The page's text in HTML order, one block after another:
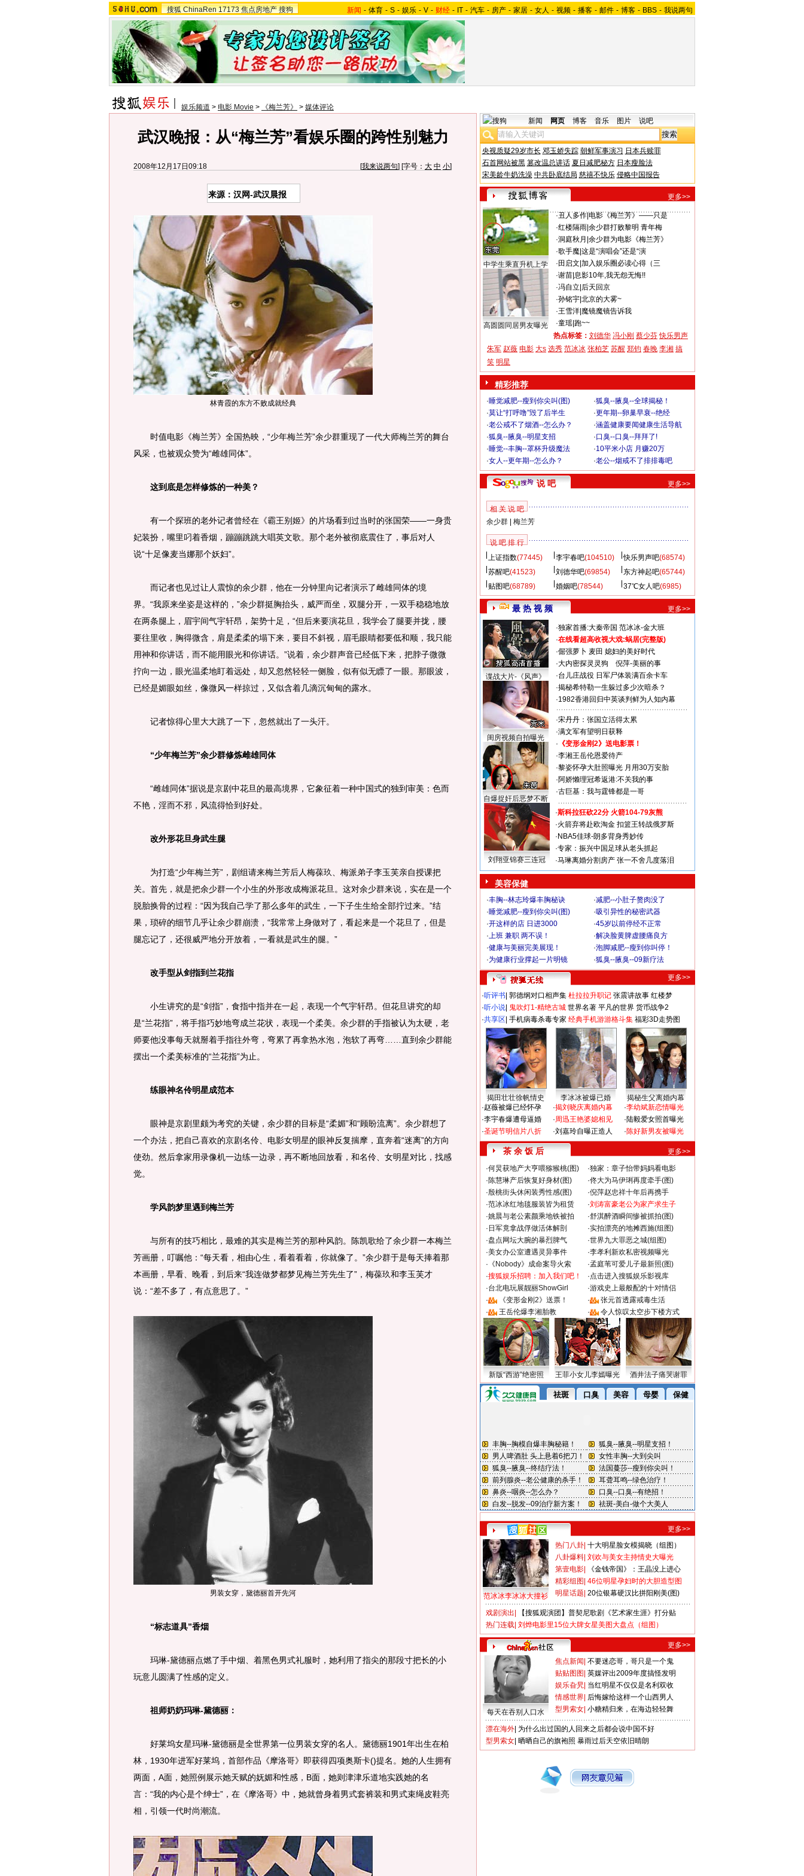
搜狐 ChinaRen 17173 焦点房地产 搜狗 新闻 - 体育 - S - 娱乐 - V - 财经 - IT - 汽车 - 房产 - 家居 - 女人 - 视频 - 播客 - 邮件 - 博客 - BBS - 我说两句
娱乐频道 > 电影 Movie > 《梅兰芳》 > 媒体评论
武汉晚报：从“梅兰芳”看娱乐圈的跨性别魅力
2008年12月17日09:18 [我来说两句] [字号： 大 中 小]
来源：汉网-武汉晨报
林青霞的东方不败成就经典
时值电影《梅兰芳》全国热映，“少年梅兰芳”余少群重现了一代大师梅兰芳的舞台
风采，也被观众赞为“雌雄同体”。
这到底是怎样修炼的一种美？
有一个探班的老外记者曾经在《霸王别姬》的片场看到过当时的张国荣——一身贵
妃装扮，嘴里叼着香烟，蹦蹦跳跳大唱英文歌。那个老外被彻底震住了，事后对人
说“十足像麦当娜那个妖妇”。
而记者也见过让人震惊的余少群，他在一分钟里向记者演示了雌雄同体的境
界。“我原来坐姿是这样的，”余少群挺胸抬头，威严而坐，双腿分开，一双手稳稳地放
在两条腿上，眉宇间气宇轩昂，架势十足，“但后来要演花旦，我学会了腿要并拢，腰
要往里收，胸得微含，肩是柔柔的塌下来，要目不斜视，眉毛眼睛都要低和顺，我只能
用神和你讲话，而不能用眼光和你讲话。”说着，余少群声音已经低下来，把脖子微微
拧向一边，眼光温柔地盯着远处，却又忽然轻轻一侧脸，似有似无瞟了一眼。那眼波，
已经是媚眼如丝，像微风一样掠过，又似含着几滴沉甸甸的露水。
记者惊得心里大大跳了一下，忽然就出了一头汗。
“少年梅兰芳”余少群修炼雌雄同体
“雌雄同体”据说是京剧中花旦的最高境界，它象征着一种中国式的独到审美：色而
不艳，淫而不邪，风流得恰到好处。
改外形花旦身武生腿
为打造“少年梅兰芳”，剧组请来梅兰芳后人梅葆玖、梅派弟子李玉芙亲自授课把
关。首先，就是把余少群一个小生的外形改成梅派花旦。这对余少群来说，实在是一个
脱胎换骨的过程：“因为我自己学了那么多年的武生，一下子生生给全部拧过来。”结
果，琐碎的细节几乎让余少群崩溃，“我常常上身做对了，看起来是一个花旦了，但是
腿忘记了，还很威严地分开放着，一看就是武生的腿。”
改手型从剑指到兰花指
小生讲究的是“剑指”，食指中指并在一起，表现一个气宇轩昂。但花旦讲究的却
是“兰花指”，将手指巧妙地弯成兰花状，表现一个柔美。余少群的手指被认为太硬，老
师要他没事每天就掰着手指往外弯，弯累了再拿热水泡，泡软了再弯……直到余少群能
摆出一个柔美标准的“兰花指”为止。
练眼神名伶明星成范本
眼神是京剧里颇为考究的关键，余少群的目标是“柔媚”和“顾盼流离”。余少群想了
一个办法，把自己喜欢的京剧名伶、电影女明星的眼神反复揣摩，直奔着“迷离”的方向
使劲。然后拿家用录像机一边练一边录，再不断地回放看，和名伶、女明星对比，找感
觉。
学风韵梦里遇到梅兰芳
与所有的技巧相比，最难的其实是梅兰芳的那种风韵。陈凯歌给了余少群一本梅兰
芳画册，叮嘱他：“每天看，相由心生，看着看着，你就像了。”余少群于是每天捧着那
本画册，早看、晚看，到后来“我连做梦都梦见梅兰芳先生了”，梅葆玖和李玉芙才
说：“差不多了，有点意思了。”
男装女穿，黛德丽首开先河
“标志道具”香烟
玛琳-黛德丽点燃了手中烟、着黑色男式礼服时，她利用了指尖的那段寸把长的小
玩意儿圆满了性感的定义。
祖师奶奶玛琳-黛德丽：
好莱坞女星玛琳-黛德丽是全世界第一位男装女穿的名人。黛德丽1901年出生在柏
林，1930年进军好莱坞，首部作品《摩洛哥》即获得四项奥斯卡()提名。她的人生拥有
两面，A面，她照例展示她天赋的妩媚和性感，B面，她则津津乐道地实践她的名
言：“我的内心是个绅士”，在《摩洛哥》中，她就曾身着男式套裤装和男式束绳皮鞋亮
相，引领一代时尚潮流。
新闻 网页 博客 音乐 图片 说吧
央视质疑29岁市长 邓玉娇失踪 朝鲜军事演习 日本兵赎罪
石首网站被黑 篡改温总讲话 夏日减肥秘方 日本瘦脸法
宋美龄牛奶洗澡 中共卧底结局 慈禧不快乐 侵略中国报告
更多>>
中学生乘直升机上学
高圆圆同居男友曝光
·丑人多作| 电影《梅兰芳》——只是
·红楼隔雨| 余少群打败黎明 青年梅
·洞庭秋月 余少群为电影《梅兰芳》
·歌手魔| 这是“演唱会”还是“演
· 田启文 加入娱乐圈必读心得（三
·谢苗| 息影10年,我无怨无悔!!
·冯自立 后天回京
·孙铭宇| 北京的大雾~
·王雪洋| 魔镜魔镜告诉我
·童瑶| 跑~~
热点标签： 刘德华 冯小刚 蔡少芬 快乐男声
朱军 赵薇 电影 大s 选秀 范冰冰 张柏芝 苏醒 郑钧 春晚 李湘 搞
笑 明星
精彩推荐
·睡觉减肥--瘦到你尖叫(图) ·狐臭--腋臭--全球揭秘！
·莫让“打呼噜”毁了后半生 ·更年期--卵巢早衰--绝经
·老公戒不了烟酒--怎么办？ ·涵盖健康要闻健康生活导航
·狐臭--腋臭--明星支招 ·口臭--口臭--拜拜了!
·睡觉--丰胸--罩杯升级魔法 ·10平米小店 月赚20万
·女人--更年期--怎么办？ ·老公--烟戒不了排排毒吧
说 吧 更多>>
相 关 说 吧
余少群| 梅兰芳
说 吧 排 行
上证指数(77445) 李宇春吧(104510) 快乐男声吧(68574)
苏醒吧(41523) 刘德华吧(69854) 东方神起吧(65744)
贴图吧(68789) 婚姻吧(78544) 37℃女人吧(6985)
最 热 视 频 更多>>
谍战大片-《风声》
闺房视频自拍曝光
自爆捉奸后恶梦不断
·独家首播:大秦帝国 范冰冰-金大班
·在线看超高收视大戏:蜗居(完整版)
·倔强萝卜 麦田 媳妇的美好时代
·大内密探灵灵狗
倪萍-美丽的事
·台儿庄战役 日军尸体装满百余卡车
·揭秘希特勒一生躲过多少次暗杀？
·1982香港回归中英谈判鲜为人知内幕
·宋丹丹：张国立活得太累
·满文军有望明日获释
· 《变形金刚2》送电影票！
·李湘王岳伦恩爱待产
·黎姿怀孕大肚照曝光 月用30万安胎
·阿娇懒理冠希返港:不关我的事
·古巨基：我与霆锋都是一哥
刘翔亚锦赛三连冠
·斯科拉狂砍22分 火箭104-79灰熊
·火箭弃将赴欧淘金 扣篮王转战俄罗斯
· NBA5佳球-朗多背身秀妙传
·专家：振兴中国足球从老头抓起
·马琳离婚分割房产 张一不舍几度落泪
美容保健
·丰胸--林志玲爆丰胸秘诀 ·减肥--小肚子赘肉没了
·睡觉减肥--瘦到你尖叫(图) ·吸引异性的秘密武器
·开这样的店 日进3000 ·45岁以前停经不正常
·上班 兼职 两不误！ ·解决脸黄脾虚腰痛良方
·健康与美丽完美展现！ ·泡脚减肥--瘦到你叫停！
·为健康行业撑起一片明镜 ·狐臭--腋臭--09新疗法
更多>>
·听评书 郭德纲对口相声集 杜拉拉升职记 张震讲故事 红楼梦
·听小说 鬼吹灯1-精绝古城 世界名著 平凡的世界 货币战争2
·共享区 手机病毒杀毒专家 经典手机游游格斗集 福彩3D走势图
揭田壮壮徐帆情史 李冰冰被爆已婚
揭秘生父离婚内幕
·赵薇被爆已经怀孕
·李宇春爆遭母逼婚
·圣诞节明信片八折
·揭刘晓庆离婚内幕
·周迅王艳婆媳相见
·刘嘉玲自曝正造人
·李幼斌新恋情曝光
·陆毅爱女照首曝光
·陈好新男友被曝光
茶 余 饭 后
更多>>
·何炅获地产大亨喂猕猴桃(图) ·独家：章子怡带妈妈看电影
·陈慧琳产后恢复好身材(图) ·佟大为马伊琍再度牵手(图)
·殷桃街头休闲装秀性感(图) ·倪萍赵忠祥十年后再携手
·范冰冰红地毯服装皆为租赁 ·刘涛富豪老公为家产求生子
·姚晨与老公素颜乘地铁被拍 ·舒淇醉酒瞬间惨被抓拍(图)
· 日军竟拿战俘做活体解剖 ·实拍漂亮的地摊西施(组图)
·盘点网坛大腕的暴烈脾气 ·世界九大罪恶之城(组图)
·美女办公室遭遇灵异事件 ·李孝利新欢私密视频曝光
· 《Nobody》成命案导火索 ·孟庭苇可爱儿子最新照(图)
·搜狐娱乐招聘：加入我们吧！ ·点击进入搜狐娱乐影视库
·台北电玩展靓丽ShowGirl ·游戏史上最般配的十对情侣
·
《变形金刚2》送票！ ·
张元首透露戒毒生活
·
王岳伦爆李湘胎教 · 令人惊叹太空步下楼方式
新版“西游”绝密照 王菲小女儿李嫣曝光 酒井法子痛哭谢罪
更多>>
范冰冰李冰冰大撞衫
热门八卦 十大明星脸女模揭晓（组图）
八卦爆料 刘欢与美女主持情史大曝光
第壹电影
《金钱帝国》：王晶没上进心
精彩组图 46位明星孕妇时的大胆造型图
明星话题 20位银幕硬汉比拼阳刚美(图)
戏剧演出
【搜狐观演团】普契尼歌剧《艺术家生涯》打分贴
热门连载 刘烨电影里15位大牌女星美图大盘点（组图）
更多>>
每天在吞别人口水
焦点新闻 不要迷恋哥，哥只是一个鬼
贴贴图图 英媒评出2009年度搞怪发明
娱乐旮旯 当红明星不仅仅是名利双收
情感世界 后悔嫁给这样一个山西男人
型男索女 小糖精归来，在海边轻轻舞
漂在海外 为什么出过国的人回来之后都会说中国不好
型男索女 晒晒自己的旗袍照 暴雨过后天空依旧晴朗